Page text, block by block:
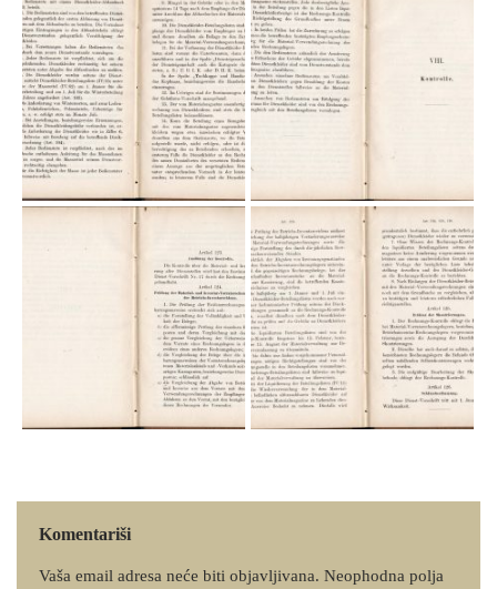
Komentariši
Vaša email adresa neće biti objavljivana. Neophodna polja